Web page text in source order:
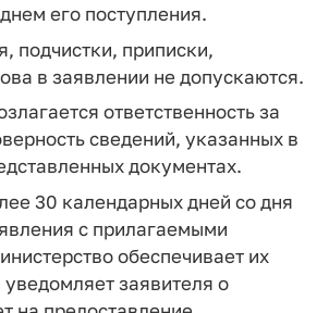
его поступления.
подчистки, приписки,
в заявлении не допускаются.
ответственность за
сведений, указанных в
документах.
30 календарных дней со дня
с прилагаемыми
обеспечивает их
заявителя о